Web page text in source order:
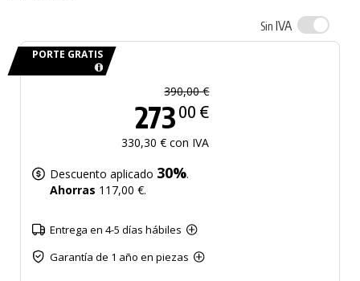
Sin IVA
PORTE GRATIS
390,00 €
273 00 €
330,30 € con IVA
Descuento aplicado 30%.
Ahorras 117,00 €.
Entrega en 4-5 días hábiles
Garantía de 1 año en piezas